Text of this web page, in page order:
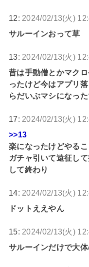
12: 2024/02/13(火)
サルーインおって草
13: 2024/02/13(火)
昔は手動僧とかマク
ったけど今はアプリ
らだいぶマシになっ
17: 2024/02/13(火)
>>13
楽になったけどやる
ガチャ引いて遠征し
して終わり
14: 2024/02/13(火)
ドットええやん
15: 2024/02/13(火)
サルーインだけで大